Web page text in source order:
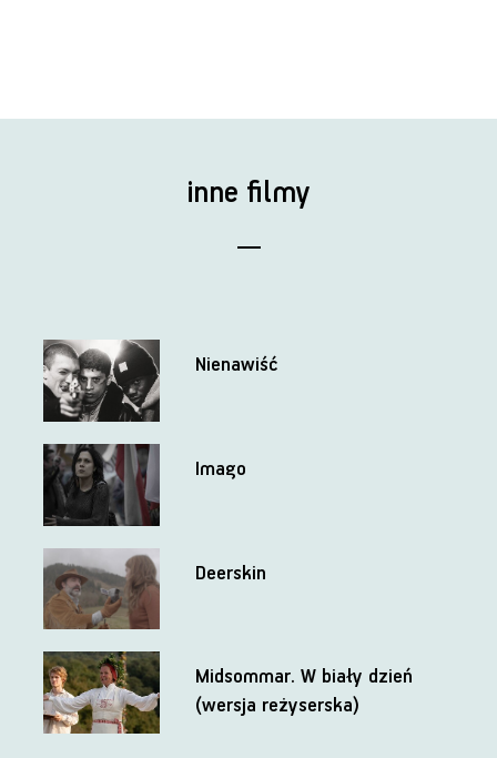
inne filmy
Nienawiść
Imago
Deerskin
Midsommar. W biały dzień
(wersja reżyserska)